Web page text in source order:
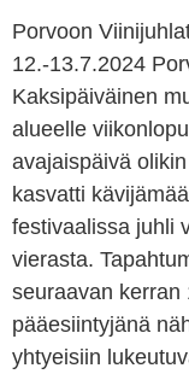
Porvoon
12.-13.7.2024
Kaksipäiväinen
alueelle
avajaispäivä
kasvatti
festivaalissa juhli
vierasta.
seuraavan kerran
pääesiintyjänä
yhtyeisiin